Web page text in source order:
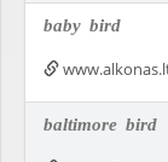
baby bird
baltimore bird